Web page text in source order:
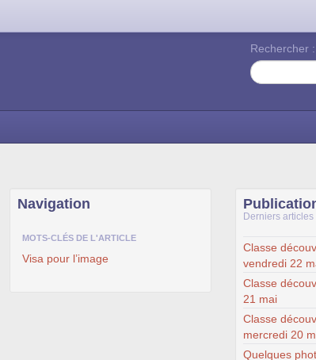
Rechercher :
Navigation
MOTS-CLÉS DE L'ARTICLE
Visa pour l’image
Derniers
Classe
vendredi 22
Classe
21 mai
Classe
mercredi 20
Quelques